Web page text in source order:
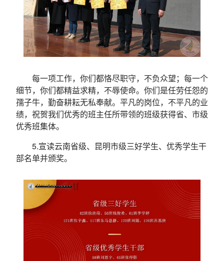
每一项工作，你们都恪尽职守，不负众望；每一个
细节，你们都精益求精，不辱使命。你们是任劳任怨的
孺子牛，勤奋耕耘无私奉献。平凡的岗位，不平凡的业
绩，祝贺我们优秀的班主任所带领的班级获得省、市级
优秀班集体。
5.宣读云南省级、昆明市级三好学生、优秀学生干
部名单并颁奖。